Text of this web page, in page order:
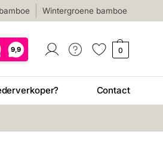
Wintergroene bamboe
0
Contact